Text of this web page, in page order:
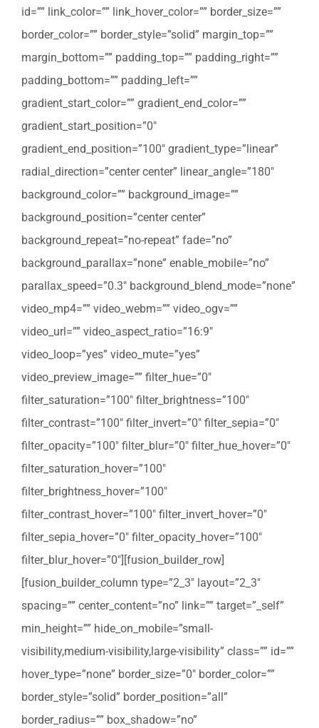
id=”” link_color=”” link_hover_color=”” border_size=””
border_color=”” border_style=”solid” margin_top=””
margin_bottom=”” padding_top=”” padding_right=””
padding_bottom=”” padding_left=””
gradient_start_color=”” gradient_end_color=””
gradient_start_position=”0″
gradient_end_position=”100″ gradient_type=”linear”
radial_direction=”center center” linear_angle=”180″
background_color=”” background_image=””
background_position=”center center”
background_repeat=”no-repeat” fade=”no”
background_parallax=”none” enable_mobile=”no”
parallax_speed=”0.3″ background_blend_mode=”none”
video_mp4=”” video_webm=”” video_ogv=””
video_url=”” video_aspect_ratio=”16:9″
video_loop=”yes” video_mute=”yes”
video_preview_image=”” filter_hue=”0″
filter_saturation=”100″ filter_brightness=”100″
filter_contrast=”100″ filter_invert=”0″ filter_sepia=”0″
filter_opacity=”100″ filter_blur=”0″ filter_hue_hover=”0″
filter_saturation_hover=”100″
filter_brightness_hover=”100″
filter_contrast_hover=”100″ filter_invert_hover=”0″
filter_sepia_hover=”0″ filter_opacity_hover=”100″
filter_blur_hover=”0″][fusion_builder_row]
[fusion_builder_column type=”2_3″ layout=”2_3″
spacing=”” center_content=”no” link=”” target=”_self”
min_height=”” hide_on_mobile=”small-
visibility,medium-visibility,large-visibility” class=”” id=””
hover_type=”none” border_size=”0″ border_color=””
border_style=”solid” border_position=”all”
border_radius=”” box_shadow=”no”